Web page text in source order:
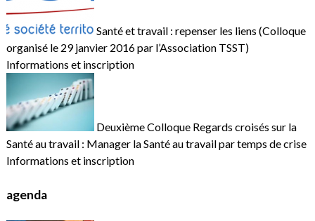
Santé et travail : repenser les liens (Colloque
organisé le 29 janvier 2016 par l’Association TSST)
Informations et inscription
Deuxième Colloque Regards croisés sur la
Santé au travail : Manager la Santé au travail par temps de crise
Informations et inscription
agenda